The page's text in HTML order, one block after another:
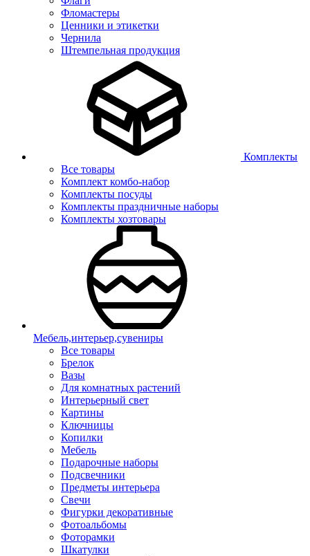
Фломастеры
Ценники и этикетки
Чернила
Штемпельная продукция
Комплекты
Все товары
Комплект комбо-набор
Комплекты посуды
Комплекты праздничные наборы
Комплекты хозтовары
Мебель,интерьер,сувениры
Все товары
Брелок
Вазы
Для комнатных растений
Интерьерный свет
Картины
Ключницы
Копилки
Мебель
Подарочные наборы
Подсвечники
Предметы интерьера
Свечи
Фигурки декоративные
Фотоальбомы
Фоторамки
Шкатулки